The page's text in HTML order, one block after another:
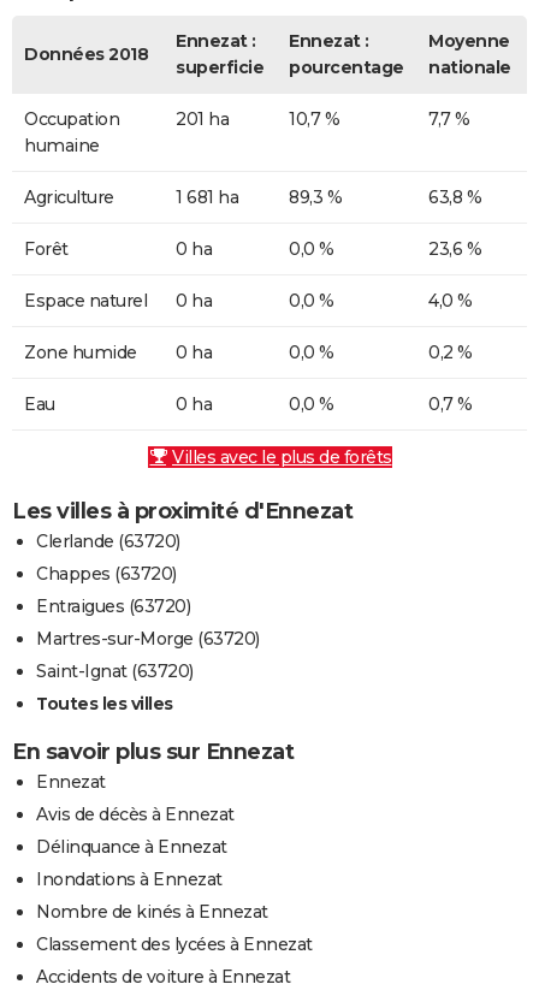
Données 2018
Ennezat :
superficie
Ennezat :
pourcentage
Moyenne
nationale
Occupation
humaine
201 ha 10,7 % 7,7 %
Agriculture 1 681 ha 89,3 % 63,8 %
Forêt 0 ha 0,0 % 23,6 %
Espace naturel 0 ha 0,0 % 4,0 %
Zone humide 0 ha 0,0 % 0,2 %
Eau 0 ha 0,0 % 0,7 %
Villes avec le plus de forêts
Les villes à proximité d'Ennezat
Clerlande (63720)
Chappes (63720)
Entraigues (63720)
Martres-sur-Morge (63720)
Saint-Ignat (63720)
Toutes les villes
En savoir plus sur Ennezat
Ennezat
Avis de décès à Ennezat
Délinquance à Ennezat
Inondations à Ennezat
Nombre de kinés à Ennezat
Classement des lycées à Ennezat
Accidents de voiture à Ennezat